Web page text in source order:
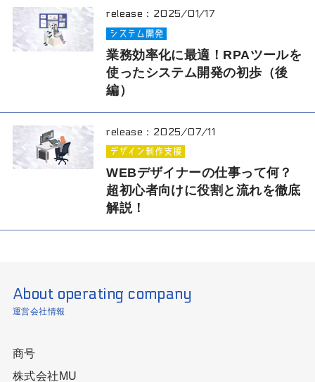
release： 2025/01/17
システム開発
業務効率化に最適！RPAツールを
使ったシステム開発の初歩（後
編）
release： 2025/07/11
デザイン制作支援
WEBデザイナーの仕事って何？
超初心者向けに役割と流れを徹底
解説！
About operating company
運営会社情報
商号
株式会社MU